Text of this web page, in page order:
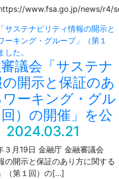
www.fsa.go.jp/news/
議会「サステナ
開示と保証のあ
ーキング・グル
）の開催」を公
2024.03.21
月19日 金融庁 金融審議会
の開示と保証のあり方に関する
（第１回）の[…]